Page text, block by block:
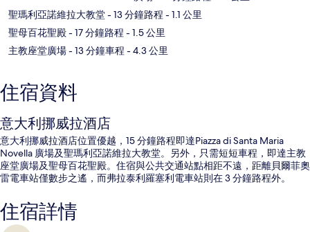
聖瑪利亞諾維拉大教堂- 13 分鐘路程 - 1.1 公里
聖母百花聖殿- 17 分鐘路程 - 1.5 公里
主教座堂廣場- 13 分鐘車程 - 4.3 公里
住宿資料
意大利挪威拉酒店
意大利挪威拉酒店位置優越，15 分鐘路程即達Piazza di Santa Maria
Novella 廣場及聖瑪利亞諾維拉大教堂。另外，只需短短車程，即達主教
座堂廣場及聖母百花聖殿。住宿與公共交通站點相距不遠，距離貝爾菲奧
雷電車站僅數步之遙，而弗拉泰利羅塞利電車站則在 3 分鐘路程外。
住宿詳情